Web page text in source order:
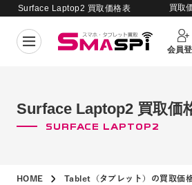
買取
Surface Laptop2 買取価格表
会員
Surface Laptop2 買取価
SURFACE LAPTOP2
HOME Tablet（タブレット）の買取価